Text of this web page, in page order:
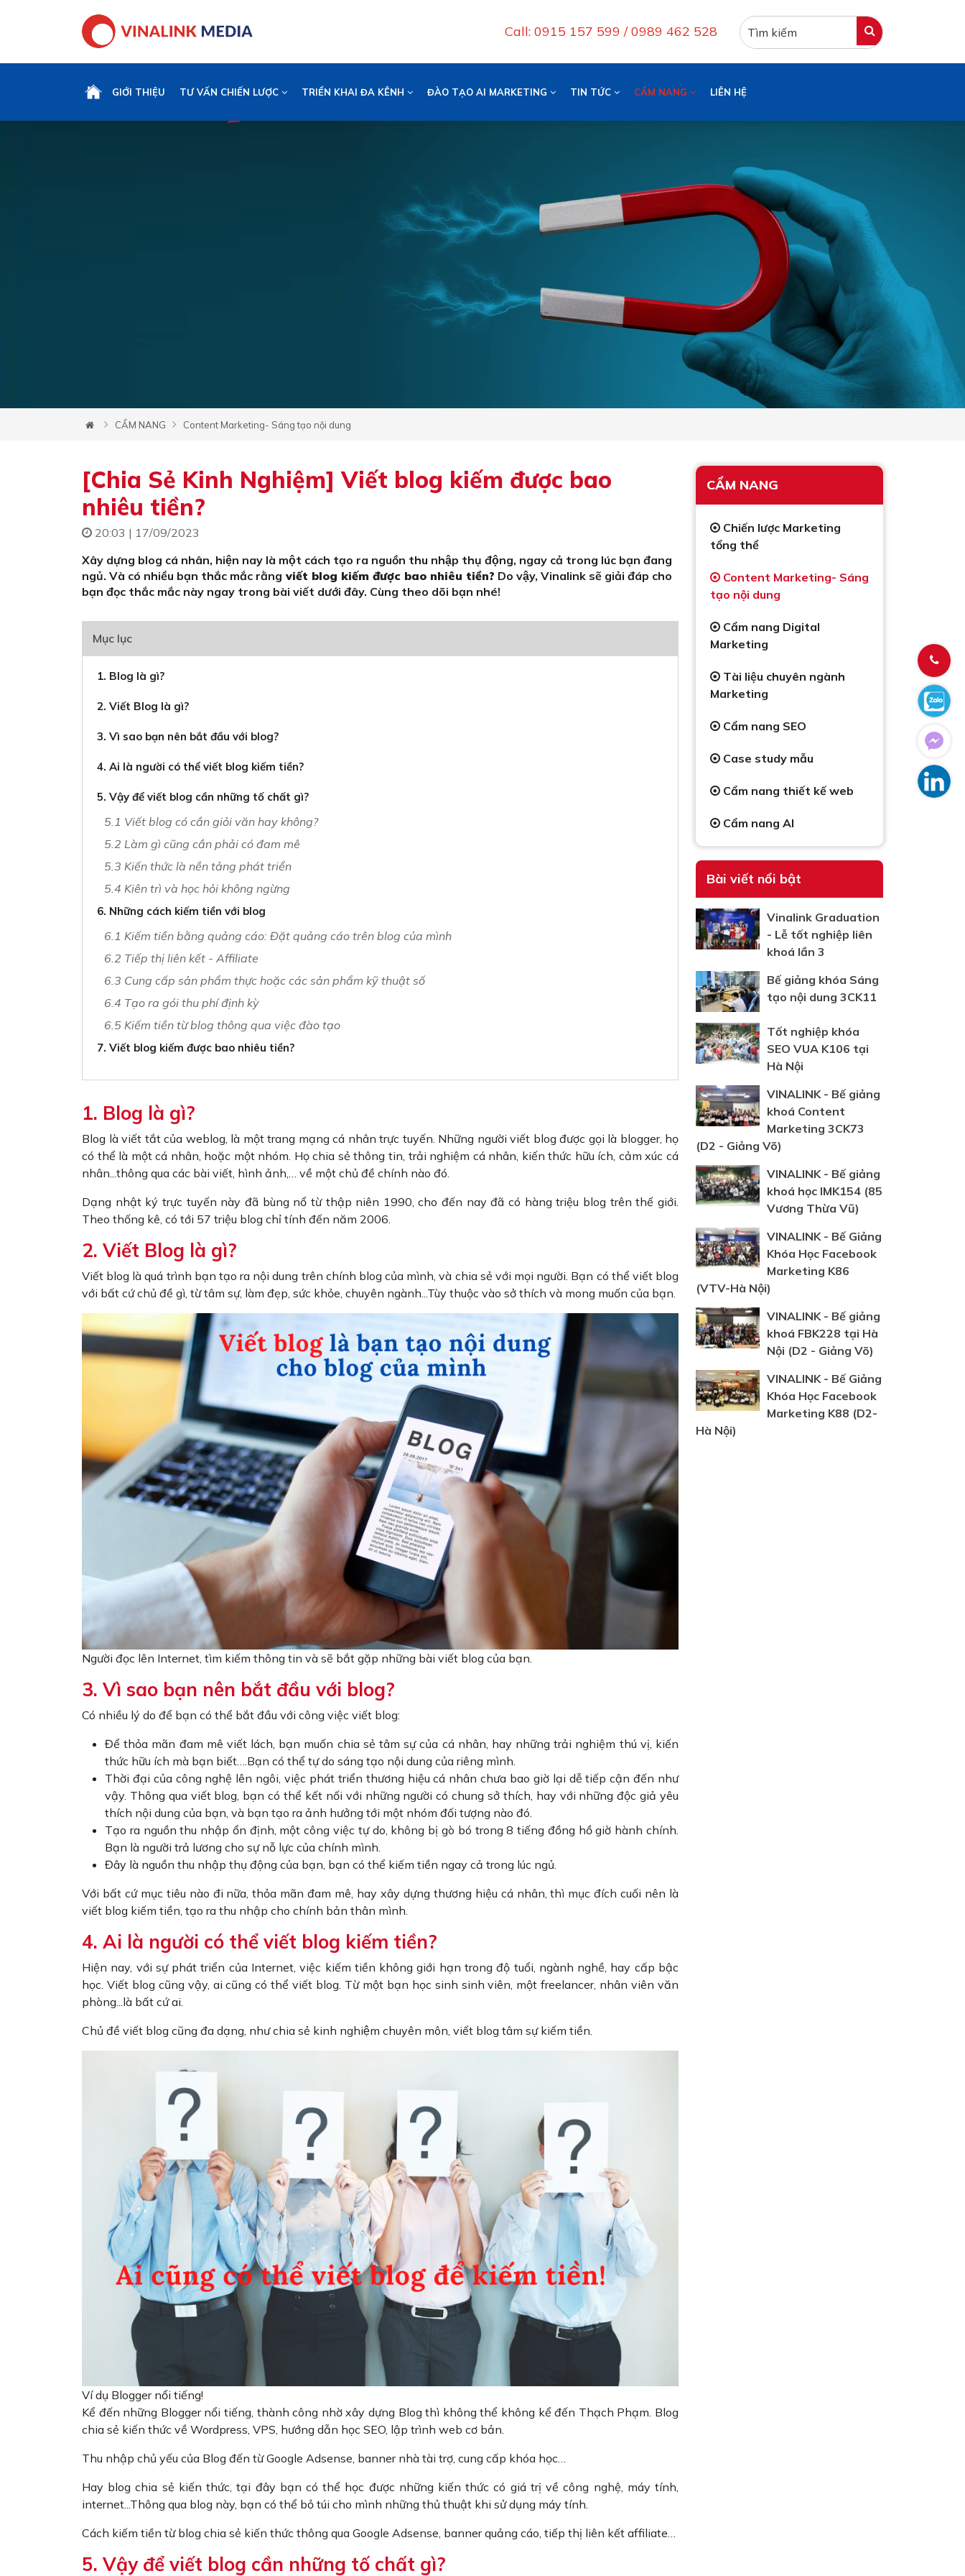
Call: 0915 157 599 / 0989 462 528
GIỚI THIỆU TƯ VẤN CHIẾN LƯỢC TRIỂN KHAI ĐA KÊNH ĐÀO TẠO AI MARKETING TIN TỨC CẨM NANG LIÊN HỆ
CẨM NANG Content Marketing- Sáng tạo nội dung
[Chia Sẻ Kinh Nghiệm] Viết blog kiếm được bao
nhiêu tiền?
20:03 | 17/09/2023
Xây dựng blog cá nhân, hiện nay là một cách tạo ra nguồn thu nhập thụ động, ngay cả trong lúc bạn đang
ngủ. Và có nhiều bạn thắc mắc rằng viết blog kiếm được bao nhiêu tiền? Do vậy, Vinalink sẽ giải đáp cho
bạn đọc thắc mắc này ngay trong bài viết dưới đây. Cùng theo dõi bạn nhé!
Mục lục
1. Blog là gì?
2. Viết Blog là gì?
3. Vì sao bạn nên bắt đầu với blog?
4. Ai là người có thể viết blog kiếm tiền?
5. Vậy để viết blog cần những tố chất gì?
5.1 Viết blog có cần giỏi văn hay không?
5.2 Làm gì cũng cần phải có đam mê
5.3 Kiến thức là nền tảng phát triển
5.4 Kiên trì và học hỏi không ngừng
6. Những cách kiếm tiền với blog
6.1 Kiếm tiền bằng quảng cáo: Đặt quảng cáo trên blog của mình
6.2 Tiếp thị liên kết - Affiliate
6.3 Cung cấp sản phẩm thực hoặc các sản phẩm kỹ thuật số
6.4 Tạo ra gói thu phí định kỳ
6.5 Kiếm tiền từ blog thông qua việc đào tạo
7. Viết blog kiếm được bao nhiêu tiền?
1. Blog là gì?
Blog là viết tắt của weblog, là một trang mạng cá nhân trực tuyến. Những người viết blog được gọi là blogger, họ
có thể là một cá nhân, hoặc một nhóm. Họ chia sẻ thông tin, trải nghiệm cá nhân, kiến thức hữu ích, cảm xúc cá
nhân...thông qua các bài viết, hình ảnh,… về một chủ đề chính nào đó.
Dạng nhật ký trực tuyến này đã bùng nổ từ thập niên 1990, cho đến nay đã có hàng triệu blog trên thế giới.
Theo thống kê, có tới 57 triệu blog chỉ tính đến năm 2006.
2. Viết Blog là gì?
Viết blog là quá trình bạn tạo ra nội dung trên chính blog của mình, và chia sẻ với mọi người. Bạn có thể viết blog
với bất cứ chủ đề gì, từ tâm sự, làm đẹp, sức khỏe, chuyên ngành...Tùy thuộc vào sở thích và mong muốn của bạn.
Người đọc lên Internet, tìm kiếm thông tin và sẽ bắt gặp những bài viết blog của bạn.
3. Vì sao bạn nên bắt đầu với blog?
Có nhiều lý do để bạn có thể bắt đầu với công việc viết blog:
Để thỏa mãn đam mê viết lách, bạn muốn chia sẻ tâm sự của cá nhân, hay những trải nghiệm thú vị, kiến
thức hữu ích mà bạn biết….Bạn có thể tự do sáng tạo nội dung của riêng mình.
Thời đại của công nghệ lên ngôi, việc phát triển thương hiệu cá nhân chưa bao giờ lại dễ tiếp cận đến như
vậy. Thông qua viết blog, bạn có thể kết nối với những người có chung sở thích, hay với những độc giả yêu
thích nội dung của bạn, và bạn tạo ra ảnh hưởng tới một nhóm đối tượng nào đó.
Tạo ra nguồn thu nhập ổn định, một công việc tự do, không bị gò bó trong 8 tiếng đồng hồ giờ hành chính.
Bạn là người trả lương cho sự nỗ lực của chính mình.
Đây là nguồn thu nhập thụ động của bạn, bạn có thể kiếm tiền ngay cả trong lúc ngủ.
Với bất cứ mục tiêu nào đi nữa, thỏa mãn đam mê, hay xây dựng thương hiệu cá nhân, thì mục đích cuối nên là
viết blog kiếm tiền, tạo ra thu nhập cho chính bản thân mình.
4. Ai là người có thể viết blog kiếm tiền?
Hiện nay, với sự phát triển của Internet, việc kiếm tiền không giới hạn trong độ tuổi, ngành nghề, hay cấp bậc
học. Viết blog cũng vậy, ai cũng có thể viết blog. Từ một bạn học sinh sinh viên, một freelancer, nhân viên văn
phòng...là bất cứ ai.
Chủ đề viết blog cũng đa dạng, như chia sẻ kinh nghiệm chuyên môn, viết blog tâm sự kiếm tiền.
Ví dụ Blogger nổi tiếng!
Kể đến những Blogger nổi tiếng, thành công nhờ xây dựng Blog thì không thể không kể đến Thạch Phạm. Blog
chia sẻ kiến thức về Wordpress, VPS, hướng dẫn học SEO, lập trình web cơ bản.
Thu nhập chủ yếu của Blog đến từ Google Adsense, banner nhà tài trợ, cung cấp khóa học…
Hay blog chia sẻ kiến thức, tại đây bạn có thể học được những kiến thức có giá trị về công nghệ, máy tính,
internet...Thông qua blog này, bạn có thể bỏ túi cho mình những thủ thuật khi sử dụng máy tính.
Cách kiếm tiền từ blog chia sẻ kiến thức thông qua Google Adsense, banner quảng cáo, tiếp thị liên kết affiliate…
5. Vậy để viết blog cần những tố chất gì?
CẨM NANG
Chiến lược Marketing
tổng thể
Content Marketing- Sáng
tạo nội dung
Cẩm nang Digital
Marketing
Tài liệu chuyên ngành
Marketing
Cẩm nang SEO
Case study mẫu
Cẩm nang thiết kế web
Cẩm nang AI
Bài viết nổi bật
Vinalink Graduation
- Lễ tốt nghiệp liên
khoá lần 3
Bế giảng khóa Sáng
tạo nội dung 3CK11
Tốt nghiệp khóa
SEO VUA K106 tại
Hà Nội
VINALINK - Bế giảng
khoá Content
Marketing 3CK73
(D2 - Giảng Võ)
VINALINK - Bế giảng
khoá học IMK154 (85
Vương Thừa Vũ)
VINALINK - Bế Giảng
Khóa Học Facebook
Marketing K86
(VTV-Hà Nội)
VINALINK - Bế giảng
khoá FBK228 tại Hà
Nội (D2 - Giảng Võ)
VINALINK - Bế Giảng
Khóa Học Facebook
Marketing K88 (D2-
Hà Nội)